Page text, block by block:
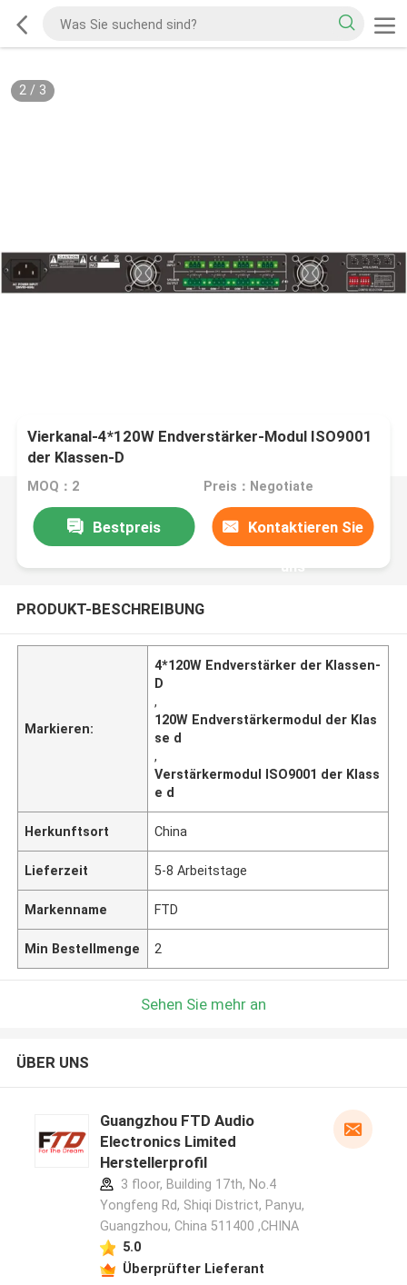
2/ 3
Vierkanal-4*120W Endverstärker-Modul ISO9001
der Klassen-D
MOQ：2 Preis：Negotiate
Bestpreis Kontaktieren Sie
uns
PRODUKT-BESCHREIBUNG
Markieren:
4*120W Endverstärker der Klassen-
D
,
120W Endverstärkermodul der Klas
se d
,
Verstärkermodul ISO9001 der Klass
e d
Herkunftsort China
Lieferzeit 5-8 Arbeitstage
Markenname FTD
Min Bestellmenge 2
Sehen Sie mehr an
ÜBER UNS
Guangzhou FTD Audio
Electronics Limited
Herstellerprofil
3 floor, Building 17th, No.4
Yongfeng Rd, Shiqi District, Panyu,
Guangzhou, China 511400 ,CHINA
5.0
Überprüfter Lieferant